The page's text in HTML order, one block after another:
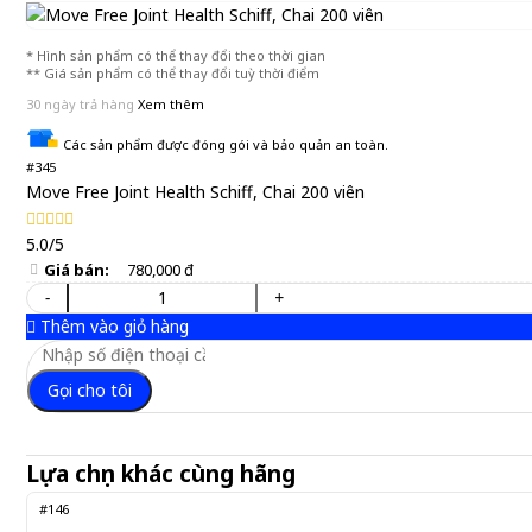
* Hình sản phẩm có thể thay đổi theo thời gian
** Giá sản phẩm có thể thay đổi tuỳ thời điểm
30 ngày trả hàng Xem thêm
Các sản phẩm được đóng gói và bảo quản an toàn.
#345
Move Free Joint Health Schiff, Chai 200 viên
5.0/5
Giá bán: 780,000 đ
-
+
Thêm vào giỏ hàng
Gọi cho tôi
Lựa chọn khác cùng hãng
#146